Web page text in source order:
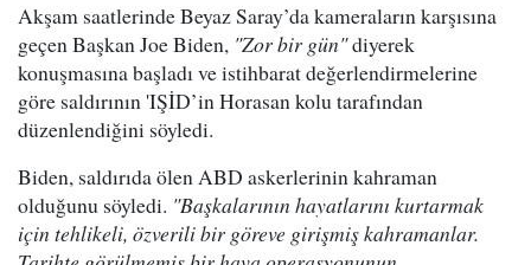
Akşam saatlerinde Beyaz Saray’da kameraların karşısına
geçen Başkan Joe Biden, "Zor bir gün"diyerek
konuşmasına başladı ve istihbarat değerlendirmelerine
göre saldırının 'IŞİD’in Horasan kolu tarafından
düzenlendiğini söyledi.
Biden, saldırıda ölen ABD askerlerinin kahraman
olduğunu söyledi. "Başkalarının hayatlarını kurtarmak
için tehlikeli, özverili bir göreve girişmiş kahramanlar.